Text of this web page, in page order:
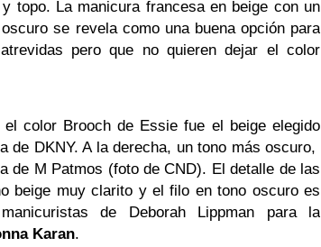
topo. La manicura francesa en beige con un
se revela como una buena opción para
pero que no quieren dejar el color
color Brooch de Essie fue el beige elegido
de DKNY. A la derecha, un tono más oscuro,
de M Patmos (foto de CND). El detalle de las
beige muy clarito y el filo en tono oscuro es
de Deborah Lippman para la
Karan.